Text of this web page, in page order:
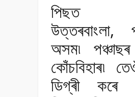
পিছত
উত্তৰবাংলা,
অসম৷
কোঁচবিহাৰ৷
ডিগ্ৰী কৰে